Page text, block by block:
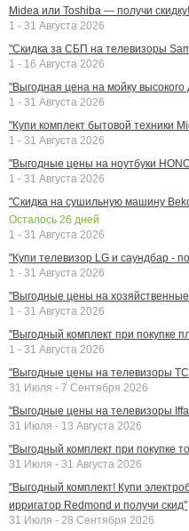
Midea или Toshiba — получи
1 - 31 Августа 2026
"Скидка за СБП на телевизоры
1 - 16 Августа 2026
"Выгодная цена на мойку
1 - 31 Августа 2026
"Купи комплект бытовой техники
1 - 31 Августа 2026
"Выгодные цены на ноутбуки
1 - 31 Августа 2026
"Скидка на сушильную машину
Осталось 26 дней
1 - 31 Августа 2026
"Купи телевизор LG и саундбар -
1 - 31 Августа 2026
"Выгодные цены на
1 - 31 Августа 2026
"Выгодный комплект при покупке
1 - 31 Августа 2026
"Выгодные цены на телевизоры
31 Июля - 7 Сентября 2026
"Выгодные цены на телевизоры
31 Июля - 13 Августа 2026
"Выгодный комплект при покупке
31 Июля - 31 Августа 2026
"Выгодный комплект! Купи
ирригатор Redmond и получи скид"
31 Июля - 28 Сентября 2026